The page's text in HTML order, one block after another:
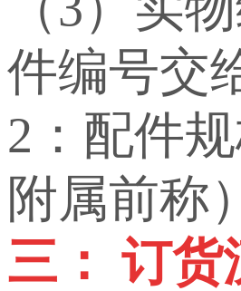
件编号交
2：配件
附属前称）
三： 订货